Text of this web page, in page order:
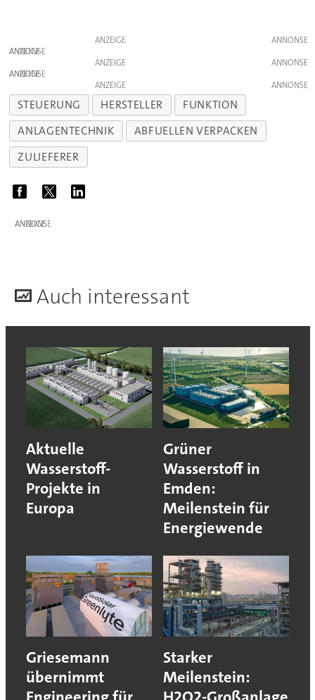
ANZEIGE
ANZEIGE
ANZEIGE
ANZEIGE
ANZEIGE
STEUERUNG HERSTELLER
FUNKTION
ANLAGENTECHNIK
ABFUELLEN VERPACKEN
ZULIEFERER
ANZEIGE
Auch interessant
Aktuelle
Wasserstoff-
Projekte in
Europa
Grüner
Wasserstoff in
Emden:
Meilenstein für
Energiewende
Griesemann
übernimmt
Starker
Meilenstein: